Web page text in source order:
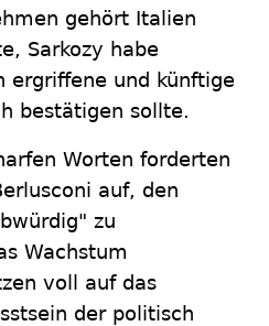
gehört Italien
Sarkozy habe
ergriffene und künftige
bestätigen sollte.
Worten forderten
auf, den
zu
Wachstum
voll auf das
der politisch